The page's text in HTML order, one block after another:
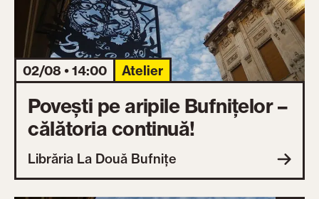
02/08 • 14:00 Atelier
Povești pe aripile Bufnițelor –
călătoria continuă!
Librăria La Două Bufnițe